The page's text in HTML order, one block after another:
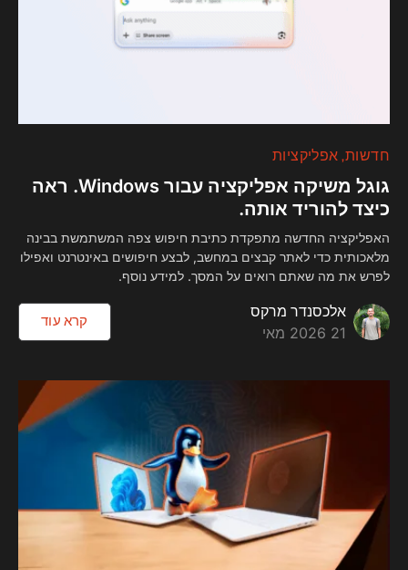
חדשות אפליקציות
גוגל משיקה אפליקציה עבור Windows. ראה
כיצד להוריד אותה.
האפליקציה החדשה מתפקדת כתיבת חיפוש צפה המשתמשת בבינה
מלאכותית כדי לאתר קבצים במחשב, לבצע חיפושים באינטרנט ואפילו
לפרש את מה שאתם רואים על המסך. למידע נוסף.
אלכסנדר מרקס
21 2026 מאי
קרא עוד